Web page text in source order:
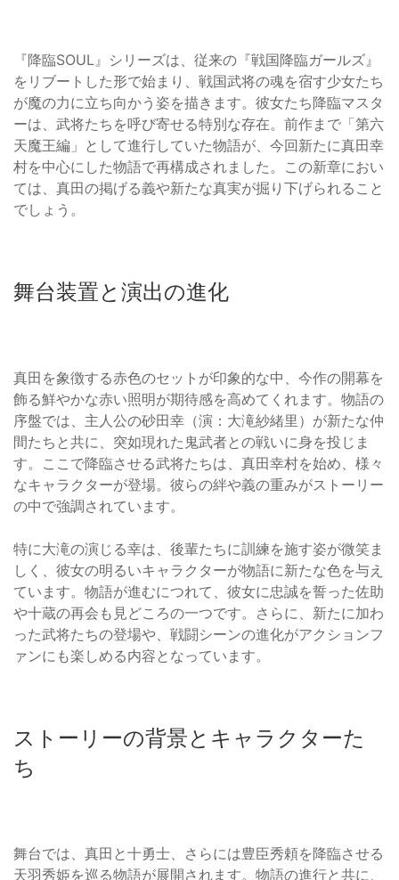
『降臨SOUL』シリーズは、従来の『戦国降臨ガールズ』
をリブートした形で始まり、戦国武将の魂を宿す少女たち
が魔の力に立ち向かう姿を描きます。彼女たち降臨マスタ
ーは、武将たちを呼び寄せる特別な存在。前作まで「第六
天魔王編」として進行していた物語が、今回新たに真田幸
村を中心にした物語で再構成されました。この新章におい
ては、真田の掲げる義や新たな真実が掘り下げられること
でしょう。
舞台装置と演出の進化
真田を象徴する赤色のセットが印象的な中、今作の開幕を
飾る鮮やかな赤い照明が期待感を高めてくれます。物語の
序盤では、主人公の砂田幸（演：大滝紗緒里）が新たな仲
間たちと共に、突如現れた鬼武者との戦いに身を投じま
す。ここで降臨させる武将たちは、真田幸村を始め、様々
なキャラクターが登場。彼らの絆や義の重みがストーリー
の中で強調されています。
特に大滝の演じる幸は、後輩たちに訓練を施す姿が微笑ま
しく、彼女の明るいキャラクターが物語に新たな色を与え
ています。物語が進むにつれて、彼女に忠誠を誓った佐助
や十蔵の再会も見どころの一つです。さらに、新たに加わ
った武将たちの登場や、戦闘シーンの進化がアクションフ
ァンにも楽しめる内容となっています。
ストーリーの背景とキャラクターた
ち
舞台では、真田と十勇士、さらには豊臣秀頼を降臨させる
天羽秀姫を巡る物語が展開されます。物語の進行と共に、